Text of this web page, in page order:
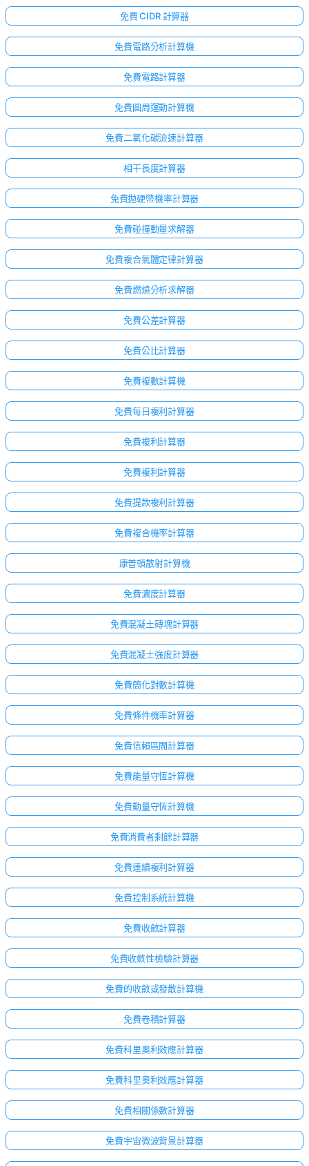
點擊
免費 CIDR 計算器
免費電路分析計算機
免費電路計算器
免費圓周運動計算機
免費二氧化碳流速計算器
相干長度計算器
免費拋硬幣機率計算器
免費碰撞動量求解器
免費複合氣體定律計算器
免費燃燒分析求解器
免費公差計算器
免費公比計算器
免費複數計算機
免費每日複利計算器
免費複利計算器
免費複利計算器
免費提款複利計算器
免費複合機率計算器
康普頓散射計算機
免費濃度計算器
免費混凝土磚塊計算器
免費混凝土強度計算器
免費簡化對數計算機
免費條件機率計算器
免費信賴區間計算器
免費能量守恆計算機
免費動量守恆計算機
免費消費者剩餘計算器
免費連續複利計算器
免費控制系統計算機
免費收斂計算器
免費收斂性檢驗計算器
免費的收斂或發散計算機
免費卷積計算器
免費科里奧利效應計算器
免費科里奧利效應計算器
免費相關係數計算器
免費宇宙微波背景計算器